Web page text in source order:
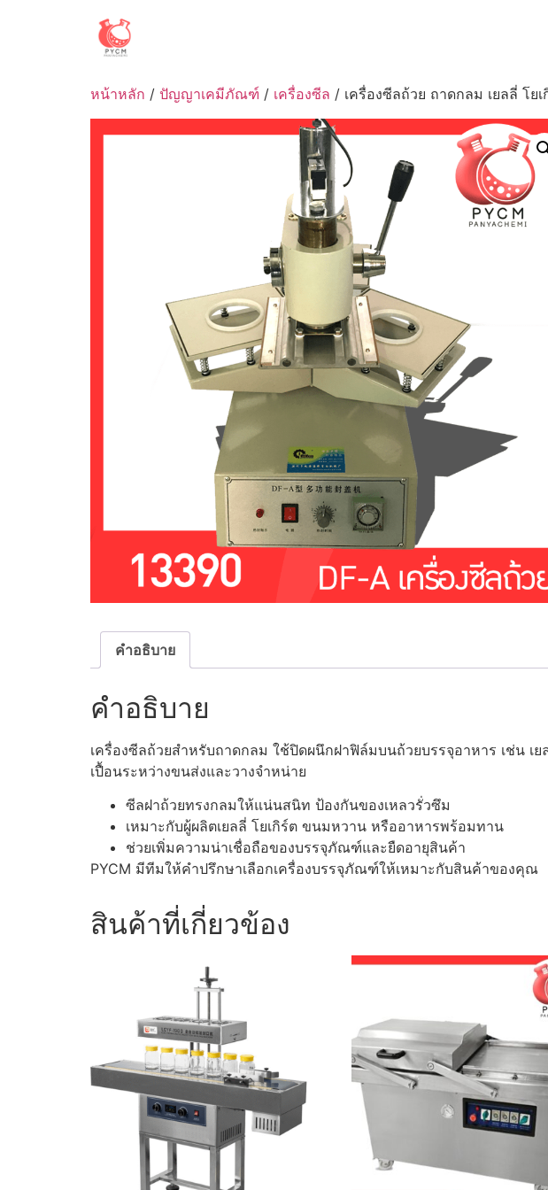
หน้าหลัก / ปัญญาเคมีภัณฑ์ / เครื่องซีล / เครื่องซีลถ้วย ถาดกลม เยลลี่ โย
คำอธิบาย
คำอธิบาย
เครื่องซีลถ้วยสำหรับถาดกลม ใช้ปิดผนึกฝาฟิล์มบนถ้วยบรรจุอาหาร เช่น
เปื้อนระหว่างขนส่งและวางจำหน่าย
ซีลฝาถ้วยทรงกลมให้แน่นสนิท ป้องกันของเหลวรั่วซึม
เหมาะกับผู้ผลิตเยลลี่ โยเกิร์ต ขนมหวาน หรืออาหารพร้อมทาน
ช่วยเพิ่มความน่าเชื่อถือของบรรจุภัณฑ์และยืดอายุสินค้า
PYCM มีทีมให้คำปรึกษาเลือกเครื่องบรรจุภัณฑ์ให้เหมาะกับสินค้าของคุณ
สินค้าที่เกี่ยวข้อง